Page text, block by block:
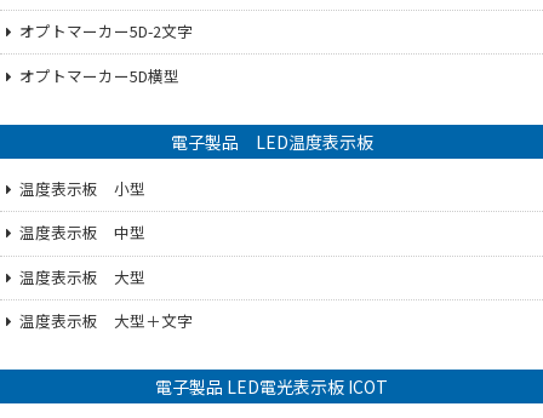
オプトマーカー5D-2文字
オプトマーカー5D横型
電子製品 LED温度表示板
温度表示板 小型
温度表示板 中型
温度表示板 大型
温度表示板 大型＋文字
電子製品 LED電光表示板 ICOT